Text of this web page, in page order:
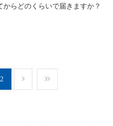
らどのくらいで届きますか？
2